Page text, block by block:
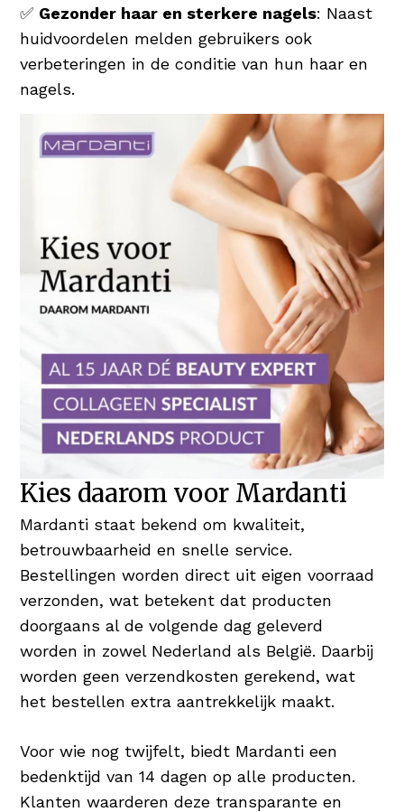
✅ Gezonder haar en sterkere nagels: Naast
huidvoordelen melden gebruikers ook
verbeteringen in de conditie van hun haar en
nagels.
Kies daarom voor Mardanti
Mardanti staat bekend om kwaliteit,
betrouwbaarheid en snelle service.
Bestellingen worden direct uit eigen voorraad
verzonden, wat betekent dat producten
doorgaans al de volgende dag geleverd
worden in zowel Nederland als België. Daarbij
worden geen verzendkosten gerekend, wat
het bestellen extra aantrekkelijk maakt.
Voor wie nog twijfelt, biedt Mardanti een
bedenktijd van 14 dagen op alle producten.
Klanten waarderen deze transparante en